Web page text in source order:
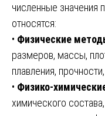
численные значения
относятся:
• Физические
размеров, массы,
плавления,
• Физико-
химического